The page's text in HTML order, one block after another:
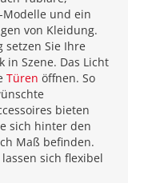
Modelle und ein
von Kleidung.
setzen Sie Ihre
in Szene. Das Licht
Türen öffnen. So
bieten
sich hinter den
Maß befinden.
sich flexibel